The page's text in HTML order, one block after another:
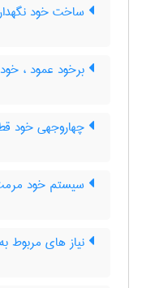
ساخت خود
برخود عمود ،
چهاروجهی خود
سیستم خود
نیاز های